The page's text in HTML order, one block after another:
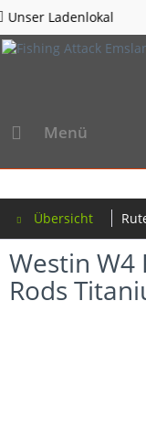
Menü
Übersicht
Westin W4
Rods